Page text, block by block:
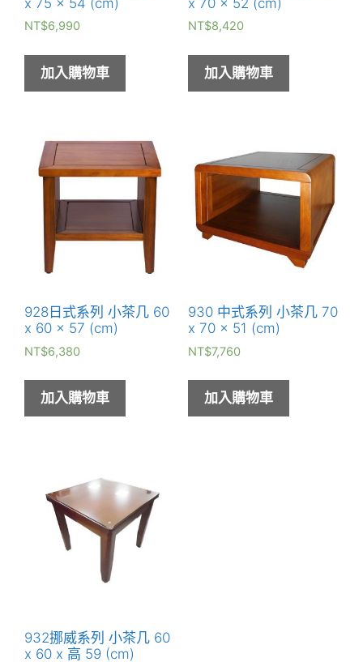
NT$6,990
加入購物車
NT$8,420
加入購物車
928日式系列 小茶几 60
x 60 x 57 (cm)
NT$6,380
加入購物車
930 中式系列 小茶几 70
x 70 x 51 (cm)
NT$7,760
加入購物車
932挪威系列 小茶几 60
x 60 x 高 59 (cm)